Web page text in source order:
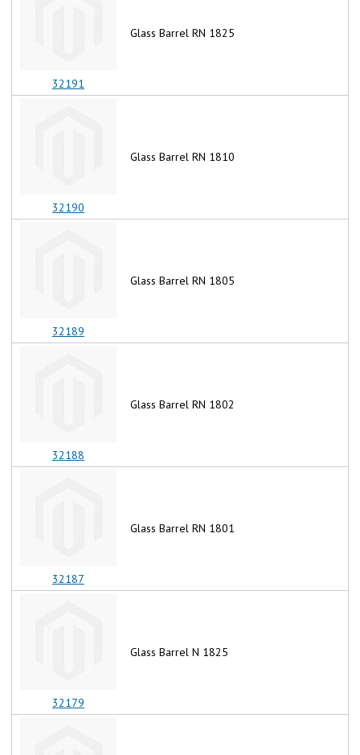
32191
Glass Barrel RN 1825
32190
Glass Barrel RN 1810
32189
Glass Barrel RN 1805
32188
Glass Barrel RN 1802
32187
Glass Barrel RN 1801
32179
Glass Barrel N 1825